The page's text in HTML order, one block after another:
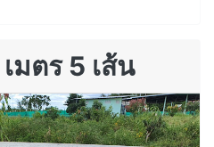
มตร 5 เส้น